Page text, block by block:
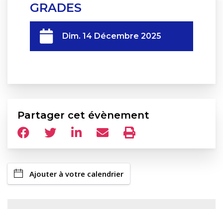
GRADES
Dim. 14 Décembre 2025
Partager cet évènement
Ajouter à votre calendrier